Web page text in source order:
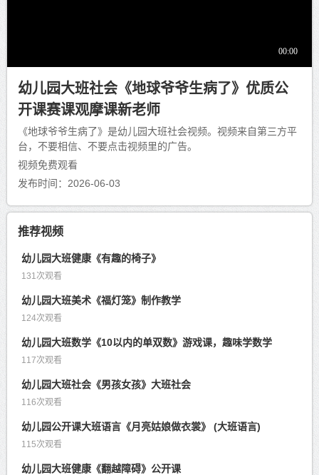
幼儿园大班社会《地球爷爷生病了》优质公
开课赛课观摩课新老师
《地球爷爷生病了》是幼儿园大班社会视频。视频来自第三方平
台，不要相信、不要点击视频里的广告。
视频免费观看
发布时间：2026-06-03
推荐视频
幼儿园大班健康《有趣的椅子》
131次观看
幼儿园大班美术《福灯笼》制作教学
124次观看
幼儿园大班数学《10以内的单双数》游戏课，趣味学数学
117次观看
幼儿园大班社会《男孩女孩》大班社会
116次观看
幼儿园公开课大班语言《月亮姑娘做衣裳》 (大班语言)
115次观看
幼儿园大班健康《翻越障碍》公开课